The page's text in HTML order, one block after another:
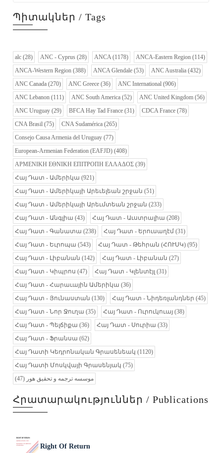
Պիտակներ / Tags
alc (28) ANC - Cyprus (28) ANCA (1178) ANCA-Eastern Region (114)
ANCA-Western Region (388) ANCA Glendale (53) ANC Australia (432)
ANC Canada (270) ANC Greece (36) ANC International (906)
ANC Lebanon (111) ANC South America (52) ANC United Kingdom (56)
ANC Uruguay (29) BFCA Hay Tad France (31) CDCA France (78)
CNA Brasil (75) CNA Sudamérica (265)
Consejo Causa Armenia del Uruguay (77)
European-Armenian Federation (EAFJD) (408)
ΑΡΜΕΝΙΚΗ ΕΘΝΙΚΗ ΕΠΙΤΡΟΠΗ ΕΛΛΑΔΟΣ (39)
Հայ Դատ - Ամերիկա (921)
Հայ Դատ - Ամերիկայի Արեւելեան շրջան (51)
Հայ Դատ - Ամերիկայի Արեւմտեան շրջան (233)
Հայ Դատ - Անգլիա (43) Հայ Դատ - Աւստրալիա (208)
Հայ Դատ - Գանատա (238) Հայ Դատ - Երուսաղէմ (31)
Հայ Դատ - Եւրոպա (543) Հայ Դատ - Թեհրան (ՀՈՒՍԿ) (95)
Հայ Դատ - Լիբանան (142) Հայ Դատ - Լիբանան (27)
Հայ Դատ - Կիպրոս (47) Հայ Դատ - Կլենտէյլ (31)
Հայ Դատ - Հարաւային Ամերիկա (36)
Հայ Դատ - Յունաստան (130) Հայ Դատ - Նիդեռլանդներ (45)
Հայ Դատ - Նոր Ջուղա (35) Հայ Դատ - Ուրուկուայ (38)
Հայ Դատ - Պելճիքա (36) Հայ Դատ - Սուրիա (33)
Հայ Դատ - Ֆրանսա (62)
Հայ Դատի Կեդրոնական Գրասենեակ (1120)
Հայ Դատի Մոսկվայի Գրասենյակ (75)
موسسه ترجمه و تحقیق هور (47)
Հրատարակություններ / Publications
Right Of Return